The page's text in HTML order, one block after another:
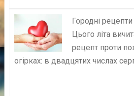
Городні рецепти
Цього літа
рецепт проти
огірках: в двадцятих числах